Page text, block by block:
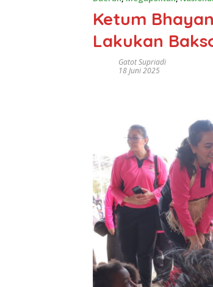
Ketum
Lakukan
Gatot Supriadi
18 Juni 2025